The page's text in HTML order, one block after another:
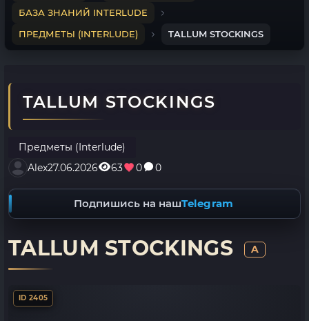
БАЗА ЗНАНИЙ INTERLUDE
ПРЕДМЕТЫ (INTERLUDE)
TALLUM STOCKINGS
TALLUM STOCKINGS
Предметы (Interlude)
Alex27.06.2026 63 0 0
Подпишись на нашTelegram
TALLUM STOCKINGS A
ID 2405